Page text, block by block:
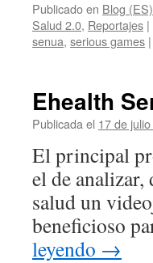
Publicado en Blog (ES)
Salud 2.0, Reportajes |
senua, serious games |
Ehealth
Publicada el 17 de
El principal
el de
salud un
beneficioso
leyendo →